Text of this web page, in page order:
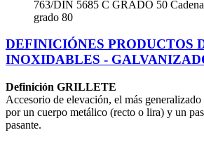
DEFINICIÓNES PRODUCTOS
INOXIDABLES -
Definición GRILLETE
Accesorio de elevación, el más
por un cuerpo metálico (recto o lira) y un
pasante.